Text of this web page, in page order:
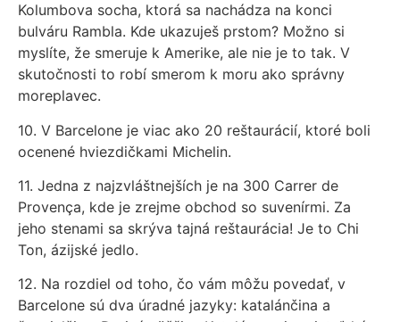
Kolumbova socha, ktorá sa nachádza na konci
bulváru Rambla. Kde ukazuješ prstom? Možno si
myslíte, že smeruje k Amerike, ale nie je to tak. V
skutočnosti to robí smerom k moru ako správny
moreplavec.
10. V Barcelone je viac ako 20 reštaurácií, ktoré boli
ocenené hviezdičkami Michelin.
11. Jedna z najzvláštnejších je na 300 Carrer de
Provença, kde je zrejme obchod so suvenírmi. Za
jeho stenami sa skrýva tajná reštaurácia! Je to Chi
Ton, ázijské jedlo.
12. Na rozdiel od toho, čo vám môžu povedať, v
Barcelone sú dva úradné jazyky: katalánčina a